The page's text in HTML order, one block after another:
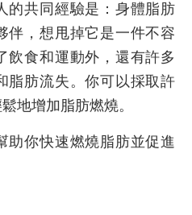
的共同經驗是：身體脂肪
伴，想甩掉它是一件不容
飲食和運動外，還有許多
脂肪流失。你可以採取許
地增加脂肪燃燒。
助你快速燃燒脂肪並促進